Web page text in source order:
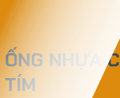
ỐNG NHỰA
TÍM